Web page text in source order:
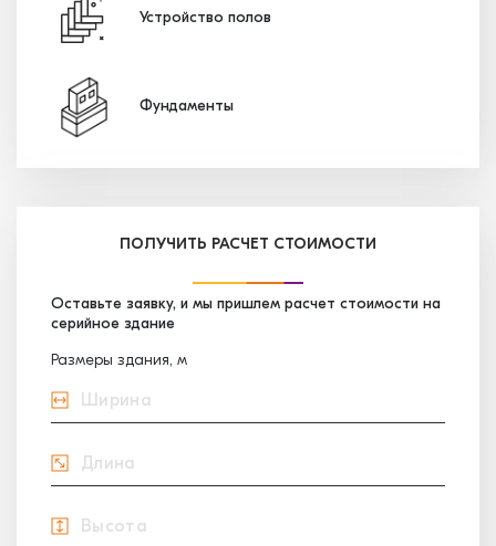
Устройство полов
Фундаменты
ПОЛУЧИТЬ РАСЧЕТ СТОИМОСТИ
Оставьте заявку, и мы пришлем расчет стоимости на
серийное здание
Размеры здания, м